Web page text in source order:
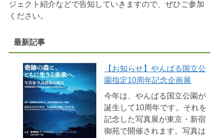
ジェクト紹介などで告知していきますので、ぜひご参加
ください。
最新記事
【お知らせ】やんばる国立公
園指定10周年記念企画展
今年は、やんばる国立公園が
誕生して10周年です。それを
記念した写真展が東京・新宿
御苑で開催されます。写真は